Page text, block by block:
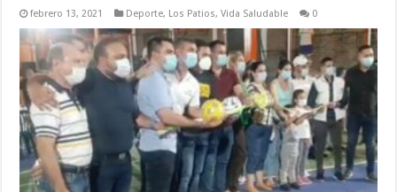
febrero 13, 2021 Deporte, Los Patios,Vida Saludable 0